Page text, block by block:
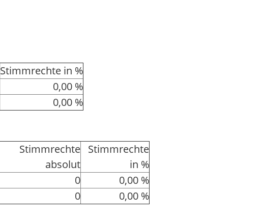
Stimmrechte in %
0,00 %
0,00 %
Stimmrechte
absolut
Stimmrechte
in %
0
0,00 %
0 0,00 %